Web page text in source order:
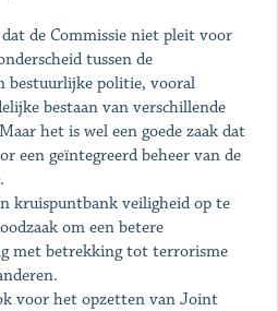
dat de Commissie niet pleit voor
tussen de
bestuurlijke politie, vooral
bestaan van verschillende
het is wel een goede zaak dat
een geïntegreerd beheer van de
kruispuntbank veiligheid op te
om een betere
met betrekking tot terrorisme
voor het opzetten van Joint